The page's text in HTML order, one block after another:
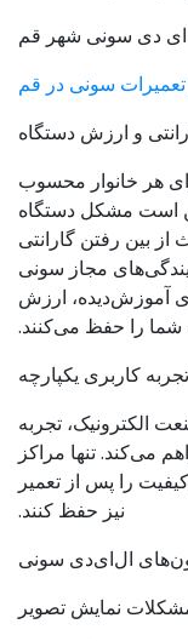
تعمیرات سونی در قم
هر خانوار محسوب
است مشکل دستگاه
از بین رفتن گارانتی
مجاز سونی
آموزش‌دیده، ارزش
شما را حفظ می‌کنند.
الکترونیک، تجربه
می‌کند. تنها مراکز
را پس از تعمیر
نیز حفظ کنند.
ال‌ای‌دی سونی
نمایش تصویر